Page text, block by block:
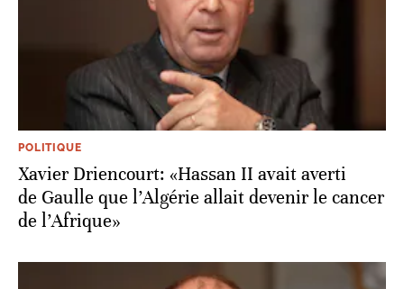
POLITIQUE
Xavier Driencourt: «Hassan II avait averti
de Gaulle que l’Algérie allait devenir le cancer
de l’Afrique»